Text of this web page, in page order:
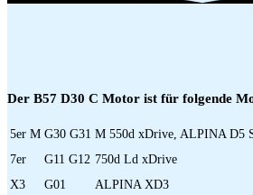
Der B57 D30 C Motor ist für folgende
5er M G30 G31 M 550d xDrive, ALPINA D5
7er
G11 G12 750d Ld xDrive
X3
G01
ALPINA XD3